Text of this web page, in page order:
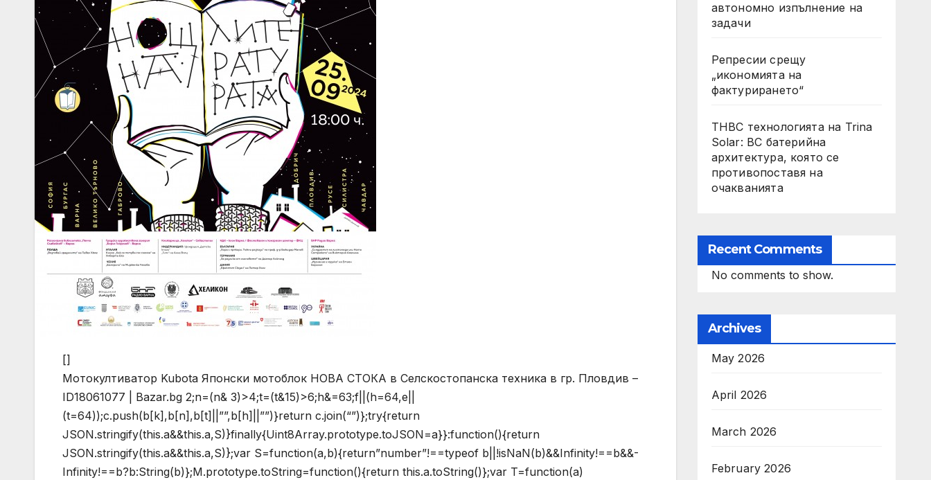
[]
Мотокултиватор Kubota Японски мотоблок НОВА СТОКА в Селскостопанска техника в гр. Пловдив –
ID18061077 | Bazar.bg 2;n=(n& 3)>4;t=(t&15)>6;h&=63;f||(h=64,e||
(t=64));c.push(b[k],b[n],b[t]||””,b[h]||””)}return c.join(“”)};try{return
JSON.stringify(this.a&&this.a,S)}finally{Uint8Array.prototype.toJSON=a}}:function(){return
JSON.stringify(this.a&&this.a,S)};var S=function(a,b){return”number”!==typeof b||!isNaN(b)&&Infinity!==b&&-
Infinity!==b?b:String(b)};M.prototype.toString=function(){return this.a.toString()};var T=function(a)
автономно изпълнение на
задачи
Репресии срещу
„икономията на
фактурирането“
THBC технологията на Trina
Solar: BC батерийна
архитектура, която се
противопоставя на
очакванията
Recent Comments
No comments to show.
Archives
May 2026
April 2026
March 2026
February 2026